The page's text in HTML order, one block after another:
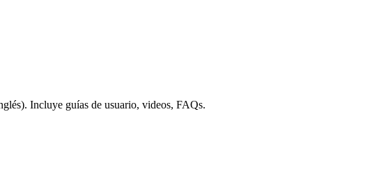
Incluye guías de usuario, videos, FAQs.